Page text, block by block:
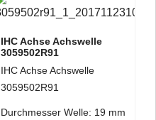
IHC Achse Achswelle
3059502R91
IHC Achse Achswelle
3059502R91
Durchmesser Welle: 19 mm